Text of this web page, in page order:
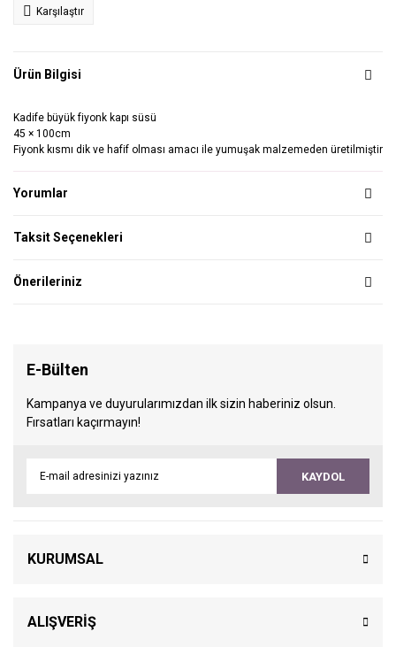
Karşılaştır
Ürün Bilgisi
Kadife büyük fiyonk kapı süsü
45 × 100cm
Fiyonk kısmı dik ve hafif olması amacı ile yumuşak malzemeden üretilmiştir
Yorumlar
Taksit Seçenekleri
Önerileriniz
E-Bülten
Kampanya ve duyurularımızdan ilk sizin haberiniz olsun.
Fırsatları kaçırmayın!
KAYDOL
KURUMSAL
ALIŞVERİŞ